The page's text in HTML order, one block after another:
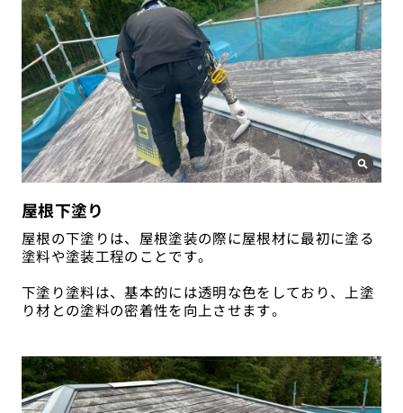
屋根下塗り
屋根の下塗りは、屋根塗装の際に屋根材に最初に塗る
塗料や塗装工程のことです。
下塗り塗料は、基本的には透明な色をしており、上塗
り材との塗料の密着性を向上させます。